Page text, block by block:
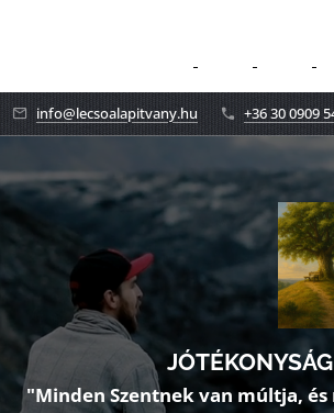
info@lecsoalapitvany.hu +36 30 0909
"Minden Szentnek van múltja,